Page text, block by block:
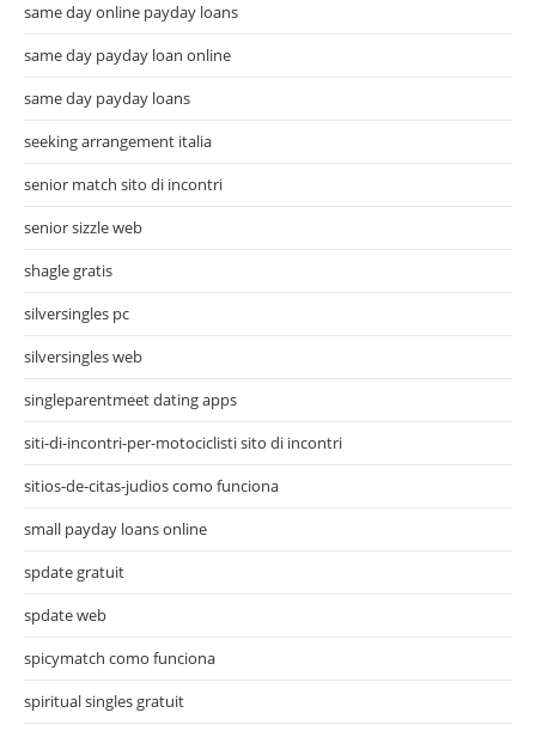
same day online payday loans
same day payday loan online
same day payday loans
seeking arrangement italia
senior match sito di incontri
senior sizzle web
shagle gratis
silversingles pc
silversingles web
singleparentmeet dating apps
siti-di-incontri-per-motociclisti sito di incontri
sitios-de-citas-judios como funciona
small payday loans online
spdate gratuit
spdate web
spicymatch como funciona
spiritual singles gratuit